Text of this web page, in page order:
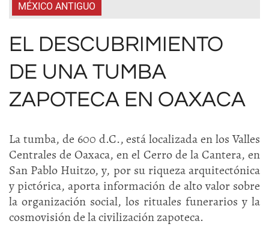
MÉXICO ANTIGUO
EL DESCUBRIMIENTO
DE UNA TUMBA
ZAPOTECA EN OAXACA
La tumba, de 600 d.C., está localizada en los Valles
Centrales de Oaxaca, en el Cerro de la Cantera, en
San Pablo Huitzo, y, por su riqueza arquitectónica
y pictórica, aporta información de alto valor sobre
la organización social, los rituales funerarios y la
cosmovisión de la civilización zapoteca.